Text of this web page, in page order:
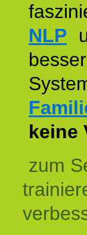
NLP
keine
zum